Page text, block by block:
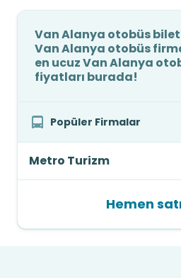
Van Alanya otobüs
Van Alanya otobüs
en ucuz Van Alanya
fiyatları burada!
Popüler Firmalar
Metro Turizm
Hemen